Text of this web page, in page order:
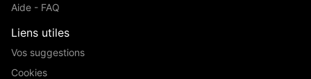
Aide - FAQ
Liens utiles
Vos suggestions
Cookies